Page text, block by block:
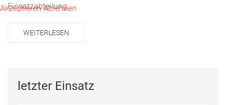
Einsatzabteilung.
WEITERLESEN
letzter Einsatz
Akzeptieren Ablehnen